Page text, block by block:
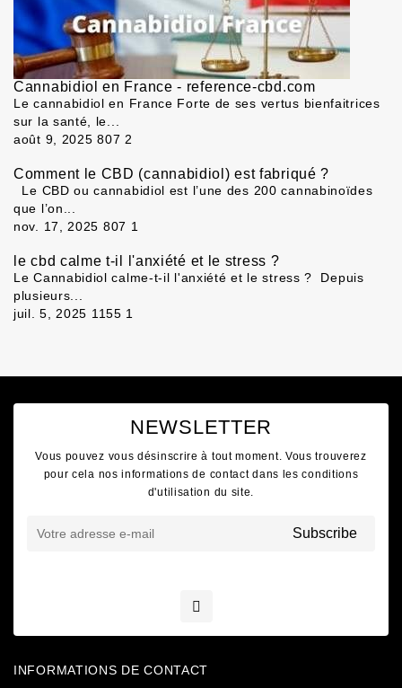
Cannabidiol en France - reference-cbd.com
Le cannabidiol en France Forte de ses vertus bienfaitrices
sur la santé, le...
août 9, 2025 807 2
Comment le CBD (cannabidiol) est fabriqué ?
Le CBD ou cannabidiol est l’une des 200 cannabinoïdes
que l’on...
nov. 17, 2025 807 1
le cbd calme t-il l'anxiété et le stress ?
Le Cannabidiol calme-t-il l'anxiété et le stress ? Depuis
plusieurs...
juil. 5, 2025 1155 1
NEWSLETTER
Vous pouvez vous désinscrire à tout moment. Vous trouverez
pour cela nos informations de contact dans les conditions
d'utilisation du site.
INFORMATIONS DE CONTACT